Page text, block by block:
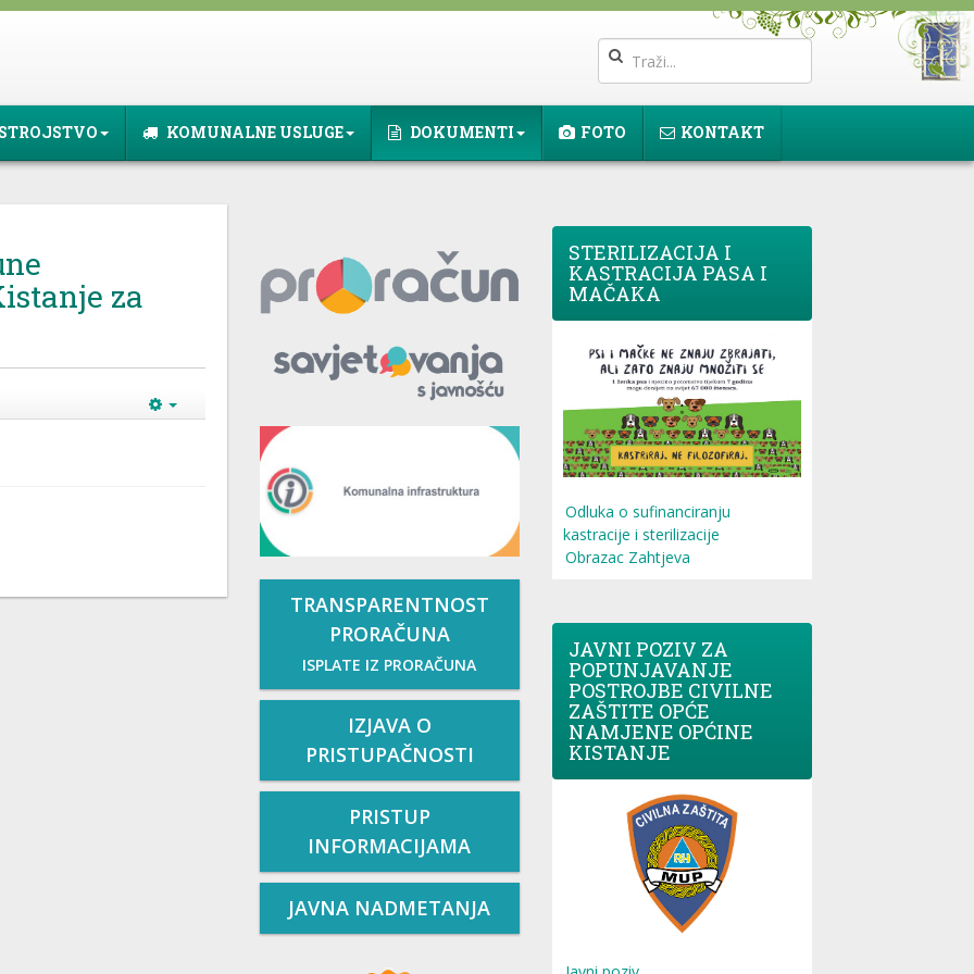
KOMUNALNE USLUGE DOKUMENTI FOTO KONTAKT
za
TRANSPARENTNOST
PRORAČUNA
ISPLATE IZ PRORAČUNA
IZJAVA O
PRISTUPAČNOSTI
PRISTUP
INFORMACIJAMA
JAVNA NADMETANJA
STERILIZACIJA I
KASTRACIJA PASA I
MAČAKA
Odluka o sufinanciranju
kastracije i sterilizacije
Obrazac Zahtjeva
JAVNI POZIV ZA
POPUNJAVANJE
POSTROJBE CIVILNE
ZAŠTITE OPĆE
NAMJENE OPĆINE
KISTANJE